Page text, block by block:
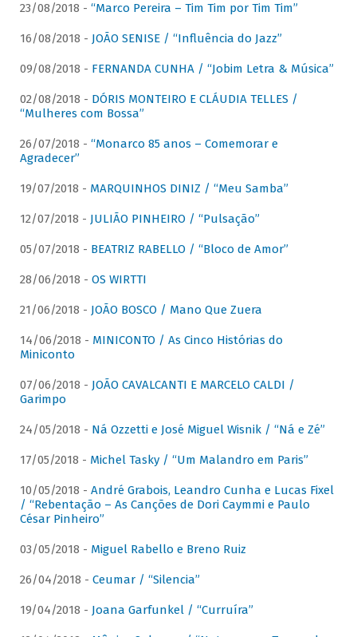
23/08/2018 - “Marco Pereira – Tim Tim por Tim Tim”
16/08/2018 - JOÃO SENISE / “Influência do Jazz”
09/08/2018 - FERNANDA CUNHA / “Jobim Letra & Música”
02/08/2018 - DÓRIS MONTEIRO E CLÁUDIA TELLES /
“Mulheres com Bossa”
26/07/2018 - “Monarco 85 anos – Comemorar e
Agradecer”
19/07/2018 - MARQUINHOS DINIZ / “Meu Samba”
12/07/2018 - JULIÃO PINHEIRO / “Pulsação”
05/07/2018 - BEATRIZ RABELLO / “Bloco de Amor”
28/06/2018 - OS WIRTTI
21/06/2018 - JOÃO BOSCO / Mano Que Zuera
14/06/2018 - MINICONTO / As Cinco Histórias do
Miniconto
07/06/2018 - JOÃO CAVALCANTI E MARCELO CALDI /
Garimpo
24/05/2018 - Ná Ozzetti e José Miguel Wisnik / “Ná e Zé”
17/05/2018 - Michel Tasky / “Um Malandro em Paris”
10/05/2018 - André Grabois, Leandro Cunha e Lucas Fixel
/ “Rebentação – As Canções de Dori Caymmi e Paulo
César Pinheiro”
03/05/2018 - Miguel Rabello e Breno Ruiz
26/04/2018 - Ceumar / “Silencia”
19/04/2018 - Joana Garfunkel / “Curruíra”